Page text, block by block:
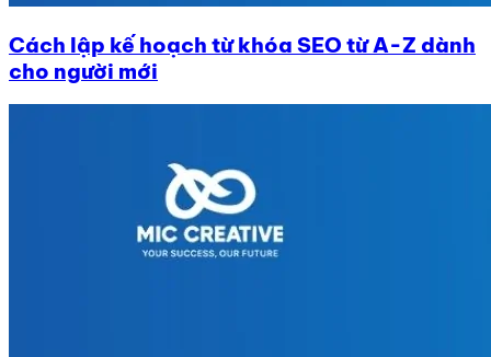
Cách lập kế hoạch từ khóa SEO từ A-Z dành
cho người mới